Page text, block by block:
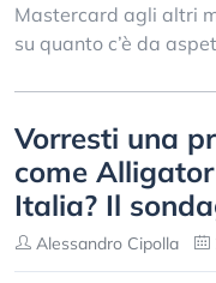
Mastercard agli altri
su quanto c’è da
Vorresti una
come
Italia? Il
Alessandro Cipolla